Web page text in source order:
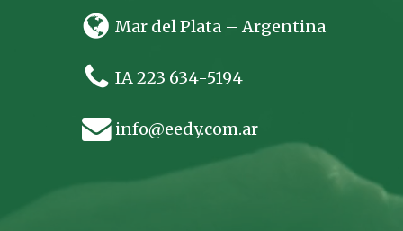
Mar del Plata – Argentina
IA 223 634-5194
info@eedy.com.ar